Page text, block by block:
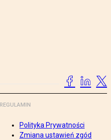
REGULAMIN
Polityka Prywatności
Zmiana ustawień zgód